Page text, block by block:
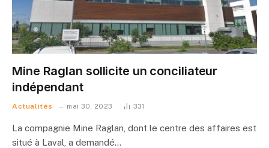
Mine Raglan sollicite un conciliateur
indépendant
Actualités mai 30, 2023 331
La compagnie Mine Raglan, dont le centre des affaires est
situé à Laval, a demandé…